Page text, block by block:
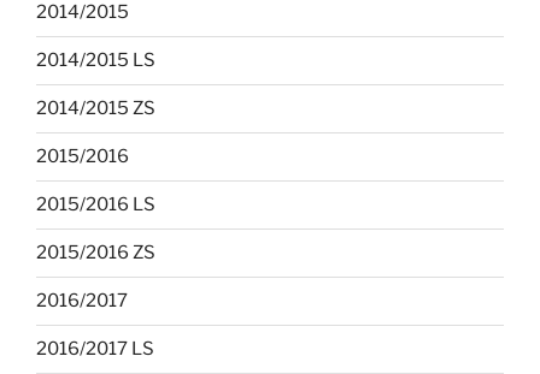
2014/2015
2014/2015 LS
2014/2015 ZS
2015/2016
2015/2016 LS
2015/2016 ZS
2016/2017
2016/2017 LS